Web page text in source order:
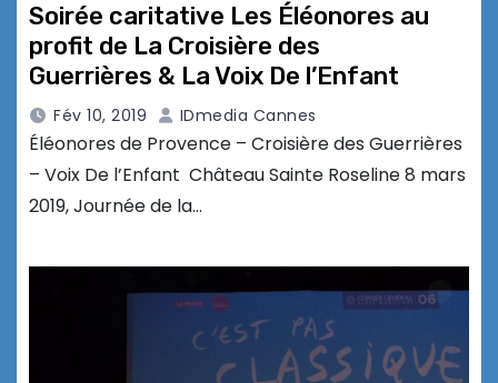
Soirée caritative Les Éléonores au
profit de La Croisière des
Guerrières & La Voix De l’Enfant
Fév 10, 2019 IDmedia Cannes
Éléonores de Provence – Croisière des Guerrières
– Voix De l’Enfant Château Sainte Roseline 8 mars
2019, Journée de la…